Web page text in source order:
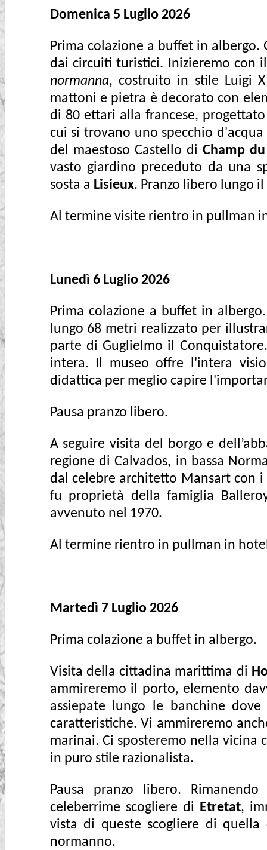
Domenica 5 Luglio 2026
Prima colazione a buffet in
dai circuiti turistici. Inizieremo con
normanna, costruito in stile Luigi
mattoni e pietra è decorato con
di 80 ettari alla francese,
cui si trovano uno specchio
del maestoso Castello di Champ
vasto giardino preceduto da una
sosta a Lisieux. Pranzo libero lungo
Al termine visite rientro in pullman
Lunedì 6 Luglio 2026
Prima colazione a buffet in
lungo 68 metri realizzato per
parte di Guglielmo il
intera. Il museo offre l'intera
didattica per meglio capire
Pausa pranzo libero.
A seguire visita del borgo e
regione di Calvados, in bassa
dal celebre architetto Mansart con
fu proprietà della famiglia
avvenuto nel 1970.
Al termine rientro in pullman in
Martedì 7 Luglio 2026
Prima colazione a buffet in albergo.
Visita della cittadina marittima di
ammireremo il porto, elemento
assiepate lungo le banchine
caratteristiche. Vi ammireremo
marinai. Ci sposteremo nella vicina
in puro stile razionalista.
Pausa pranzo libero.
celeberrime scogliere di Etretat,
vista di queste scogliere di
normanno.